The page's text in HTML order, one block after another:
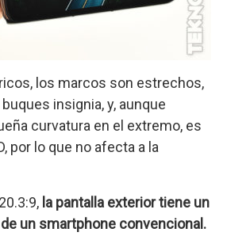
los marcos son estrechos,
insignia, y, aunque
curvatura en el extremo, es
por lo que no afecta a la
la pantalla exterior tiene un
un smartphone convencional.